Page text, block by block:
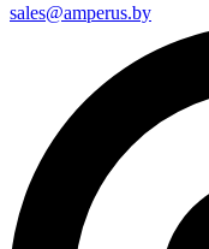
sales@amperus.by